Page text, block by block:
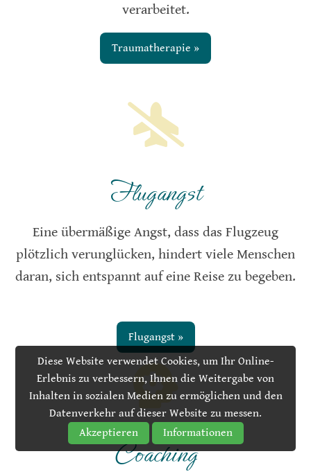
Diese Website verwendet Cookies, um Ihr Online-
Erlebnis zu verbessern, Ihnen die Weitergabe von
Inhalten in sozialen Medien zu ermöglichen und den
Datenverkehr auf dieser Website zu messen.
Akzeptieren
Informationen
verarbeitet.
Traumatherapie »
Flugangst
Eine übermäßige Angst, dass das Flugzeug
plötzlich verunglücken, hindert viele Menschen
daran, sich entspannt auf eine Reise zu begeben.
Flugangst »
Coaching